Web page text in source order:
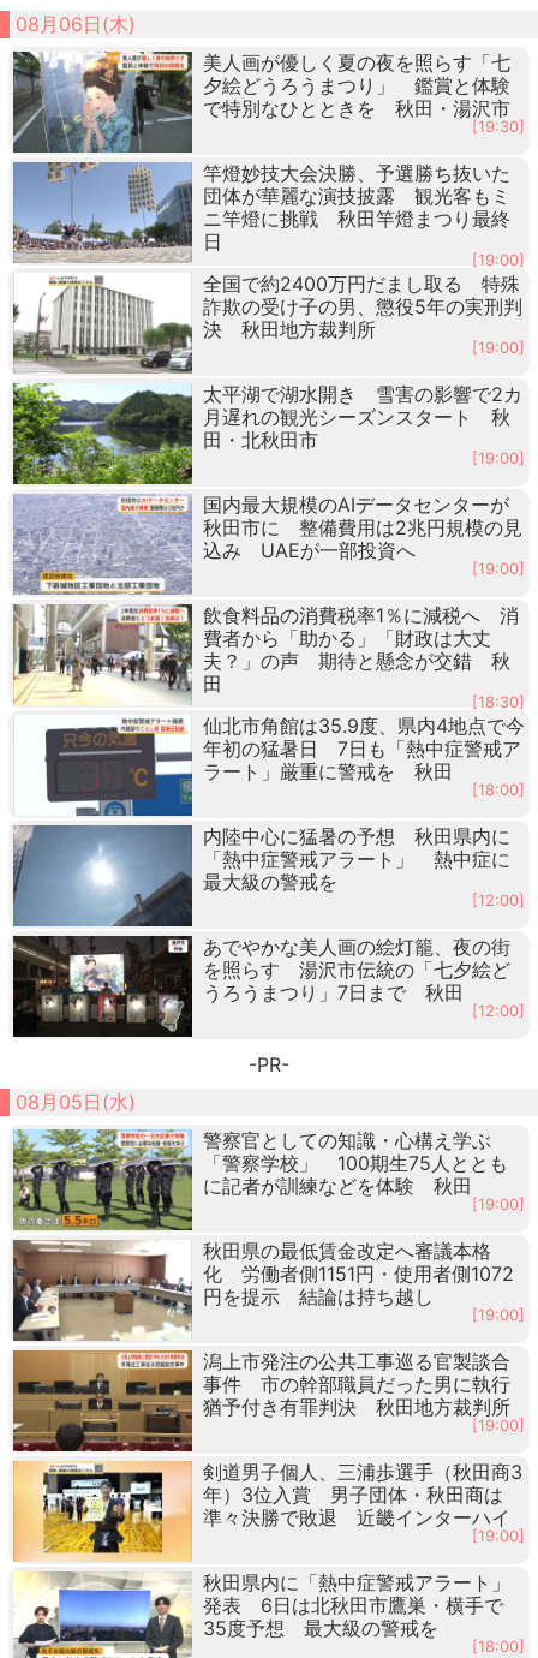
08月06日(木)
美人画が優しく夏の夜を照らす「七
夕絵どうろうまつり」 鑑賞と体験
で特別なひとときを 秋田・湯沢市
[19:30]
竿燈妙技大会決勝、予選勝ち抜いた
団体が華麗な演技披露 観光客もミ
ニ竿燈に挑戦 秋田竿燈まつり最終
日
[19:00]
全国で約2400万円だまし取る 特殊
詐欺の受け子の男、懲役5年の実刑判
決 秋田地方裁判所
[19:00]
太平湖で湖水開き 雪害の影響で2カ
月遅れの観光シーズンスタート 秋
田・北秋田市
[19:00]
国内最大規模のAIデータセンターが
秋田市に 整備費用は2兆円規模の見
込み UAEが一部投資へ
[19:00]
飲食料品の消費税率1％に減税へ 消
費者から「助かる」「財政は大丈
夫？」の声 期待と懸念が交錯 秋
田
[18:30]
仙北市角館は35.9度、県内4地点で今
年初の猛暑日 7日も「熱中症警戒ア
ラート」厳重に警戒を 秋田
[18:00]
内陸中心に猛暑の予想 秋田県内に
「熱中症警戒アラート」 熱中症に
最大級の警戒を
[12:00]
あでやかな美人画の絵灯籠、夜の街
を照らす 湯沢市伝統の「七夕絵ど
うろうまつり」7日まで 秋田
[12:00]
-PR-
08月05日(水)
警察官としての知識・心構え学ぶ
「警察学校」 100期生75人ととも
に記者が訓練などを体験 秋田
[19:00]
秋田県の最低賃金改定へ審議本格
化 労働者側1151円・使用者側1072
円を提示 結論は持ち越し
[19:00]
潟上市発注の公共工事巡る官製談合
事件 市の幹部職員だった男に執行
猶予付き有罪判決 秋田地方裁判所
[19:00]
剣道男子個人、三浦歩選手（秋田商3
年）3位入賞 男子団体・秋田商は
準々決勝で敗退 近畿インターハイ
[19:00]
秋田県内に「熱中症警戒アラート」
発表 6日は北秋田市鷹巣・横手で
35度予想 最大級の警戒を
[18:00]